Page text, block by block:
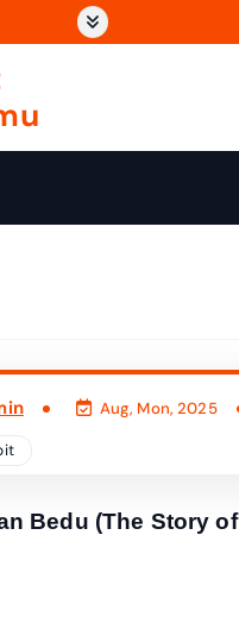
Berbagi Ilmu
Aug, Mon, 2025
Bedu (The Story of